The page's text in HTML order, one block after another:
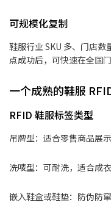
可规模化复制
鞋服行业 SKU 多、门店
点成功后，可快速在全国
一个成熟的鞋服
RFID 鞋服标签类型
吊牌型：适合零售商品展示
洗唛型：可耐洗，适合成衣
嵌入鞋盒或鞋垫：防伪防